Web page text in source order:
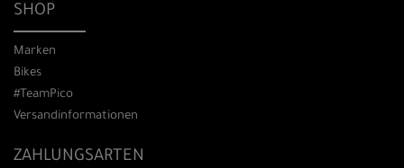
SHOP
Marken
Bikes
#TeamPico
Versandinformationen
ZAHLUNGSARTEN